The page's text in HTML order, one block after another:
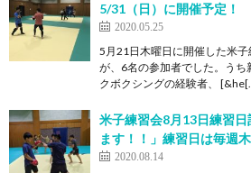
5/31（日）に開催予定！
2020.05.25
5月21日木曜日に開催した米
が、6名の参加者でした。うち
クボクシングの経験者、
米子練習会8月13日練習
ます！！」練習日は毎週
2020.08.14